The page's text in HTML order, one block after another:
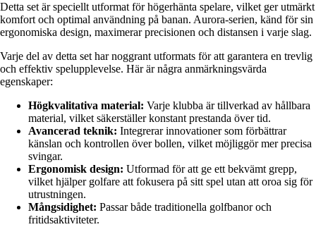
Detta set är speciellt utformat för högerhänta spelare, vilket ger utmärkt
komfort och optimal användning på banan. Aurora-serien, känd för sin
ergonomiska design, maximerar precisionen och distansen i varje slag.
Varje del av detta set har noggrant utformats för att garantera en trevlig
och effektiv spelupplevelse. Här är några anmärkningsvärda
egenskaper:
Högkvalitativa material: Varje klubba är tillverkad av hållbara
material, vilket säkerställer konstant prestanda över tid.
Avancerad teknik: Integrerar innovationer som förbättrar
känslan och kontrollen över bollen, vilket möjliggör mer precisa
svingar.
Ergonomisk design: Utformad för att ge ett bekvämt grepp,
vilket hjälper golfare att fokusera på sitt spel utan att oroa sig för
utrustningen.
Mångsidighet: Passar både traditionella golfbanor och
fritidsaktiviteter.